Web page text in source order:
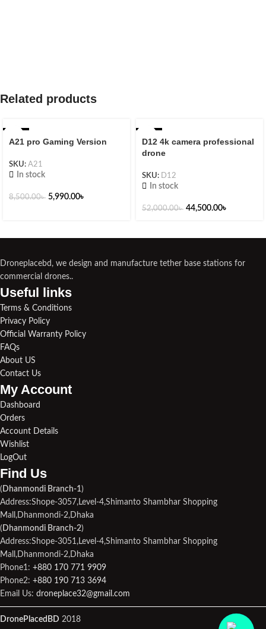
Related products
A21 pro Gaming Version
SKU: A21
In stock
8,500.00৳ 5,990.00৳
D12 4k camera professional
drone
SKU: D12
In stock
52,000.00৳ 44,500.00৳
Droneplacebd, we design and manufacture tether base stations for
commercial drones..
Useful links​
Terms & Conditions
Privacy Policy
Official Warranty Policy
FAQs
About US
Contact Us
My Account
Dashboard
Orders
Account Details
Wishlist
LogOut
Find Us​
( Dhanmondi Branch-1)
Address:Shope-3057,Level-4,Shimanto Shambhar Shopping
Mall,Dhanmondi-2,Dhaka
( Dhanmondi Branch-2)
Address:Shope-3051,Level-4,Shimanto Shambhar Shopping
Mall,Dhanmondi-2,Dhaka
Phone1: +880 170 771 9909
Phone2: +880 190 713 3694
Email Us: droneplace32@gmail.com
DronePlacedBD 2018